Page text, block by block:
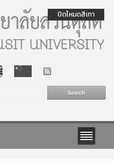
ปิดโหมดสีเทา